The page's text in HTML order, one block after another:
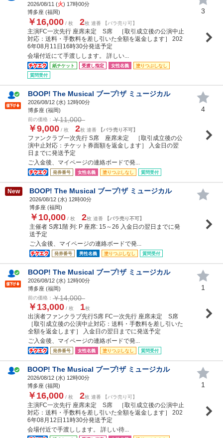
2026/08/11 (火) 17時00分
博多座 (福岡)
￥16,000 / 枚 2枚 連番 【バラ売り可】
主演FC一次先行 座席未定 S席 ［取引成立後の公演中止
対応：送料・手数料を差し引いた全額を返金します］ 202
6年08月11日16時30分発送予定
会場付近にて手渡しします。 詳しい...
紙チケット 受渡し指定 女性名義
塗りつぶしなし
質問受付
3
BOOP! The Musical ブープ!ザ ミュージカル
2026/08/12 (水) 12時00分
博多座 (福岡)
前の価格： ￥11,000
￥9,000 / 枚 2枚 連番 【バラ売り不可】
ファンクラブ一次先行 S席 座席未定 ［取引成立後の公
演中止対応：チケット券面額を返金します］ 入金日の翌
日までに発送予定
ご入金後、マイページの連絡ボードで発...
発券番号 女性名義 塗りつぶしなし 質問受付
4
New BOOP! The Musical ブープ!ザ ミュージカル
2026/08/12 (水) 12時00分
博多座 (福岡)
￥10,000 / 枚 2枚 連番 【バラ売り不可】
主催者 S席1階 列: P 座席: 15～26 入金日の翌日までに発
送予定
ご入金後、マイページの連絡ボードで発...
発券番号 男性名義 塗りつぶしなし 質問受付
BOOP! The Musical ブープ!ザ ミュージカル
2026/08/12 (水) 12時00分
博多座 (福岡)
前の価格： ￥14,000
￥13,000 / 枚 1枚
出演者ファンクラブ先行S席 FC一次先行 座席未定 S席
［取引成立後の公演中止対応：送料・手数料を差し引いた
全額を返金します］ 入金日の翌日までに発送予定
ご入金後、マイページの連絡ボードで発...
発券番号 女性名義 塗りつぶしなし 質問受付
1
BOOP! The Musical ブープ!ザ ミュージカル
2026/08/12 (水) 12時00分
博多座 (福岡)
￥16,000 / 枚 2枚 連番 【バラ売り可】
主演FC一次先行 座席未定 S席 ［取引成立後の公演中止
対応：送料・手数料を差し引いた全額を返金します］ 202
6年08月12日11時30分発送予定
会場付近で手渡しします。 詳しい待...
1